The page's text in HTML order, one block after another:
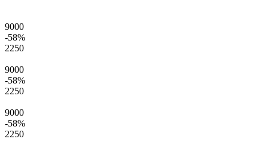
9000
-58%
2250
9000
-58%
2250
9000
-58%
2250